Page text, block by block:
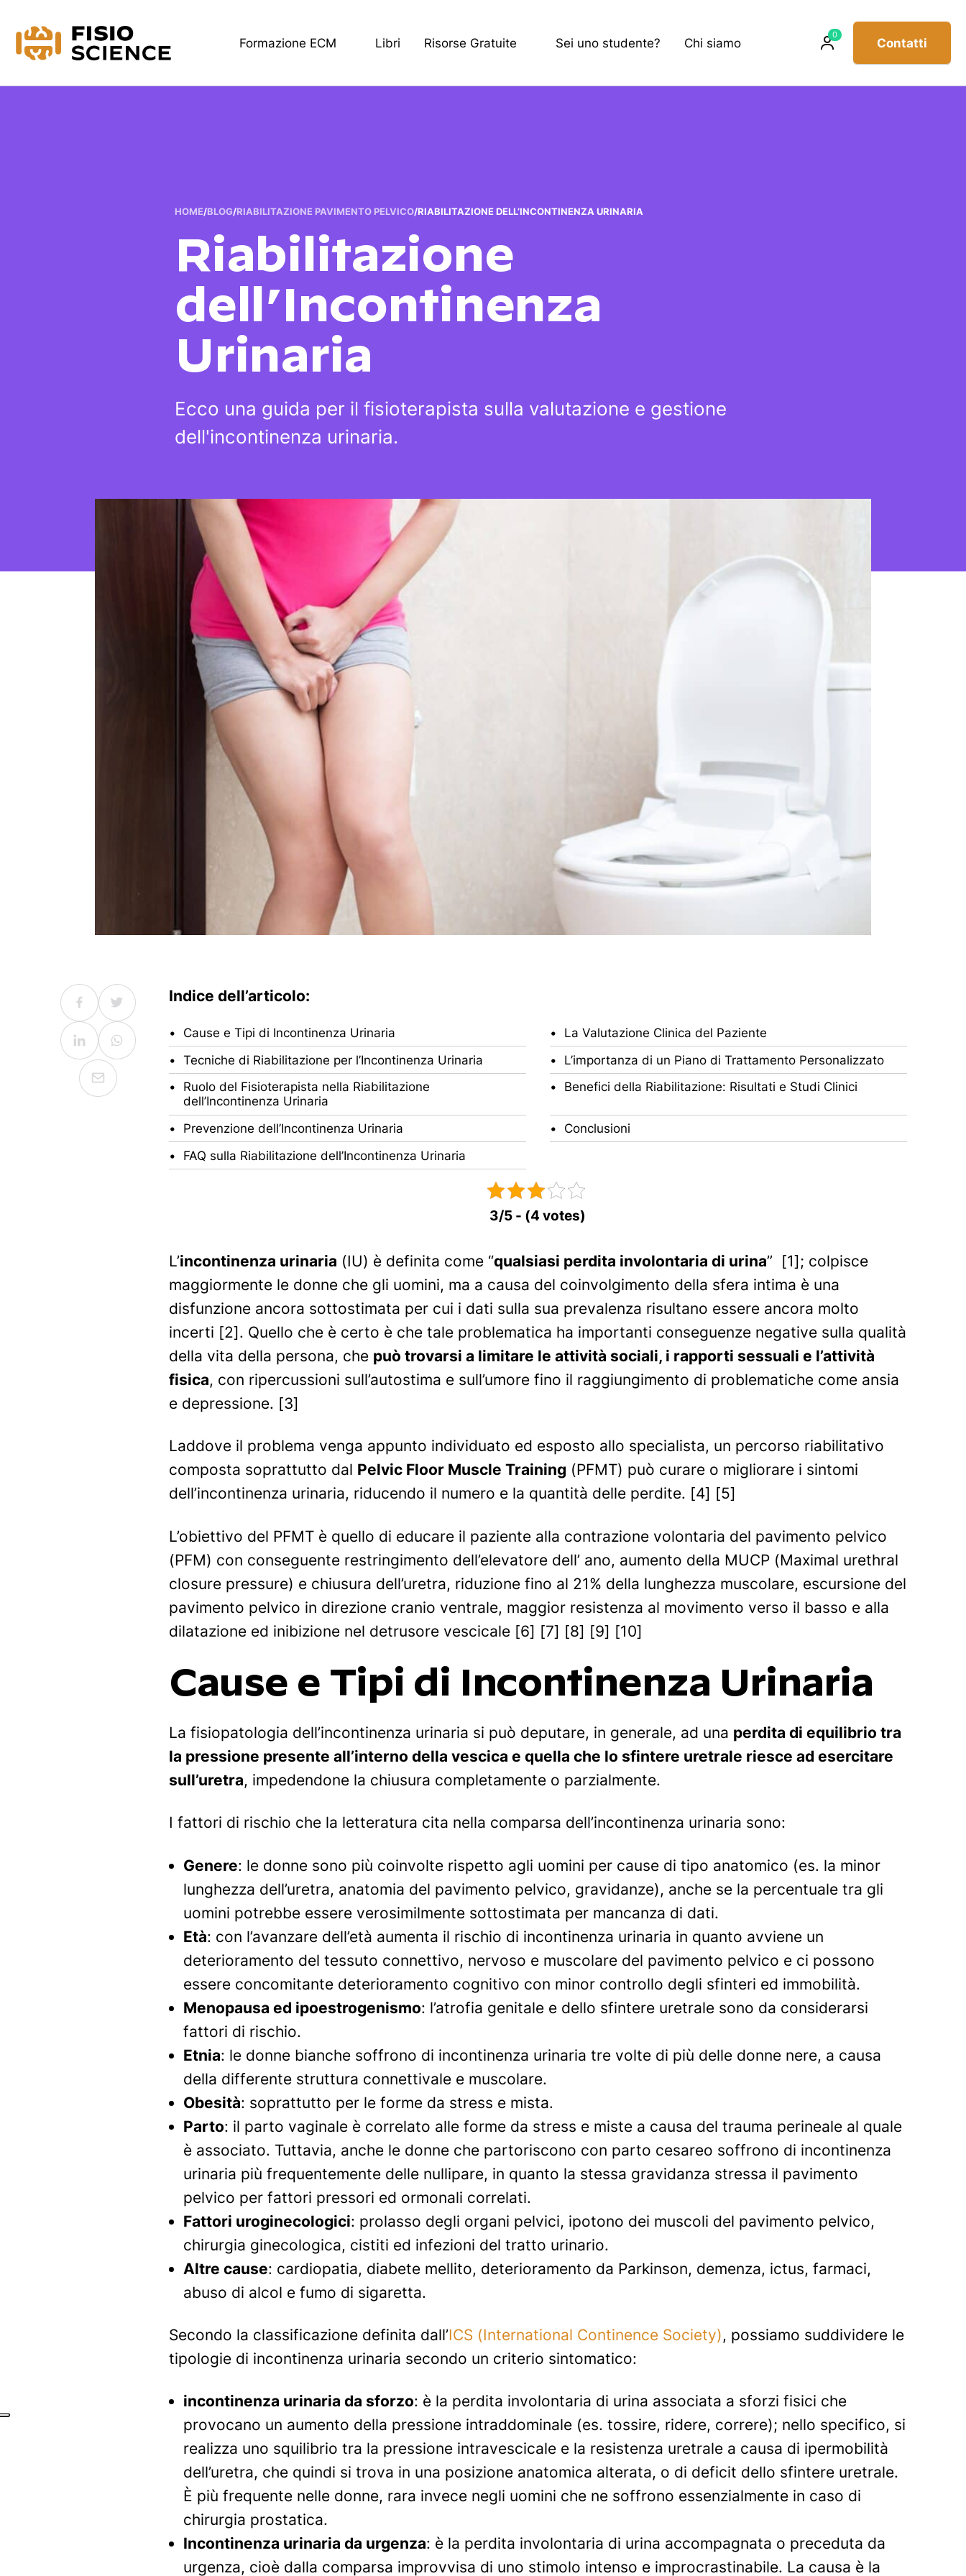
FisioScienceFormazione ECM Libri Risorse Gratuite Sei uno studente? Chi siamo
0Prodotti
sul Contatti
HOME/BLOG/RIABILITAZIONE PAVIMENTO PELVICO/RIABILITAZIONE DELL’INCONTINENZA URINARIA
Riabilitazione
dell’Incontinenza
Urinaria
Ecco una guida per il fisioterapista sulla valutazione e gestione
dell'incontinenza urinaria.
Indice dell’articolo:
Cause e Tipi di Incontinenza Urinaria
La Valutazione Clinica del Paziente
Tecniche di Riabilitazione per l’Incontinenza Urinaria
L’importanza di un Piano di Trattamento Personalizzato
Ruolo del Fisioterapista nella Riabilitazione
dell’Incontinenza Urinaria
Benefici della Riabilitazione: Risultati e Studi Clinici
Prevenzione dell’Incontinenza Urinaria
Conclusioni
FAQ sulla Riabilitazione dell’Incontinenza Urinaria
3/5 - (4 votes)
L’incontinenza urinaria (IU) è definita come “qualsiasi perdita involontaria di urina” [1]; colpisce
maggiormente le donne che gli uomini, ma a causa del coinvolgimento della sfera intima è una
disfunzione ancora sottostimata per cui i dati sulla sua prevalenza risultano essere ancora molto
incerti [2]. Quello che è certo è che tale problematica ha importanti conseguenze negative sulla qualità
della vita della persona, che può trovarsi a limitare le attività sociali, i rapporti sessuali e l’attività
fisica, con ripercussioni sull’autostima e sull’umore fino il raggiungimento di problematiche come ansia
e depressione. [3]
Laddove il problema venga appunto individuato ed esposto allo specialista, un percorso riabilitativo
composta soprattutto dal Pelvic Floor Muscle Training (PFMT) può curare o migliorare i sintomi
dell’incontinenza urinaria, riducendo il numero e la quantità delle perdite. [4] [5]
L’obiettivo del PFMT è quello di educare il paziente alla contrazione volontaria del pavimento pelvico
(PFM) con conseguente restringimento dell’elevatore dell’ ano, aumento della MUCP (Maximal urethral
closure pressure) e chiusura dell’uretra, riduzione fino al 21% della lunghezza muscolare, escursione del
pavimento pelvico in direzione cranio ventrale, maggior resistenza al movimento verso il basso e alla
dilatazione ed inibizione nel detrusore vescicale [6] [7] [8] [9] [10]
Cause e Tipi di Incontinenza Urinaria
La fisiopatologia dell’incontinenza urinaria si può deputare, in generale, ad una perdita di equilibrio tra
la pressione presente all’interno della vescica e quella che lo sfintere uretrale riesce ad esercitare
sull’uretra, impedendone la chiusura completamente o parzialmente.
I fattori di rischio che la letteratura cita nella comparsa dell’incontinenza urinaria sono:
Genere: le donne sono più coinvolte rispetto agli uomini per cause di tipo anatomico (es. la minor
lunghezza dell’uretra, anatomia del pavimento pelvico, gravidanze), anche se la percentuale tra gli
uomini potrebbe essere verosimilmente sottostimata per mancanza di dati.
Età: con l’avanzare dell’età aumenta il rischio di incontinenza urinaria in quanto avviene un
deterioramento del tessuto connettivo, nervoso e muscolare del pavimento pelvico e ci possono
essere concomitante deterioramento cognitivo con minor controllo degli sfinteri ed immobilità.
Menopausa ed ipoestrogenismo: l’atrofia genitale e dello sfintere uretrale sono da considerarsi
fattori di rischio.
Etnia: le donne bianche soffrono di incontinenza urinaria tre volte di più delle donne nere, a causa
della differente struttura connettivale e muscolare.
Obesità: soprattutto per le forme da stress e mista.
Parto: il parto vaginale è correlato alle forme da stress e miste a causa del trauma perineale al quale
è associato. Tuttavia, anche le donne che partoriscono con parto cesareo soffrono di incontinenza
urinaria più frequentemente delle nullipare, in quanto la stessa gravidanza stressa il pavimento
pelvico per fattori pressori ed ormonali correlati.
Fattori uroginecologici: prolasso degli organi pelvici, ipotono dei muscoli del pavimento pelvico,
chirurgia ginecologica, cistiti ed infezioni del tratto urinario.
Altre cause: cardiopatia, diabete mellito, deterioramento da Parkinson, demenza, ictus, farmaci,
abuso di alcol e fumo di sigaretta.
Secondo la classificazione definita dall’ICS (International Continence Society), possiamo suddividere le
tipologie di incontinenza urinaria secondo un criterio sintomatico:
incontinenza urinaria da sforzo: è la perdita involontaria di urina associata a sforzi fisici che
provocano un aumento della pressione intraddominale (es. tossire, ridere, correre); nello specifico, si
realizza uno squilibrio tra la pressione intravescicale e la resistenza uretrale a causa di ipermobilità
dell’uretra, che quindi si trova in una posizione anatomica alterata, o di deficit dello sfintere uretrale.
È più frequente nelle donne, rara invece negli uomini che ne soffrono essenzialmente in caso di
chirurgia prostatica.
Incontinenza urinaria da urgenza: è la perdita involontaria di urina accompagnata o preceduta da
urgenza, cioè dalla comparsa improvvisa di uno stimolo intenso e improcrastinabile. La causa è la